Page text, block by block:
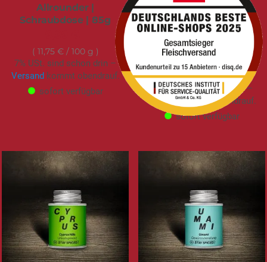
Allrounder |
Schraubdose | 85g
11,75 €/ 100 g
7% USt. sind schon drin –
Versandkommt obendrauf.
sofort verfügbar
Der entscheidende
Kick für deinen
Grillgenuss |
Schraubdose | 90g
9,99 €
11,10 €/ 100 g
7% USt. sind schon drin –
Versandkommt obendrauf.
sofort verfügbar